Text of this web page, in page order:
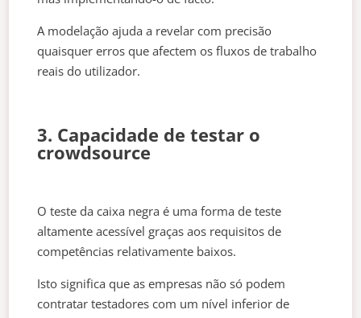
A modelação ajuda a revelar com precisão
quaisquer erros que afectem os fluxos de trabalho
reais do utilizador.
3. Capacidade de testar o
crowdsource
O teste da caixa negra é uma forma de teste
altamente acessível graças aos requisitos de
competências relativamente baixos.
Isto significa que as empresas não só podem
contratar testadores com um nível inferior de